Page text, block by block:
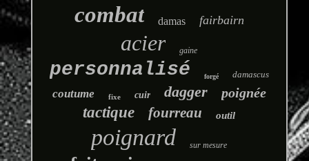
combat damas fairbairn
acier gaine
personnalisé forgé damascus
coutume fixe cuir dagger poignée
tactique fourreau outil
poignard sur mesure